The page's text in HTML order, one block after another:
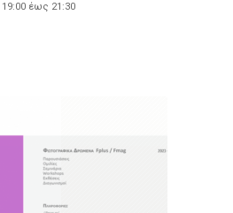
19:00 έως 21:30